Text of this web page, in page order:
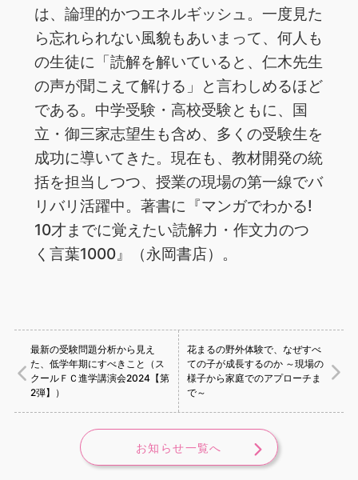
は、論理的かつエネルギッシュ。一度見た
ら忘れられない風貌もあいまって、何人も
の生徒に「読解を解いていると、仁木先生
の声が聞こえて解ける」と言わしめるほど
である。中学受験・高校受験ともに、国
立・御三家志望生も含め、多くの受験生を
成功に導いてきた。現在も、教材開発の統
括を担当しつつ、授業の現場の第一線でバ
リバリ活躍中。著書に『マンガでわかる!
10才までに覚えたい読解力・作文力のつ
く言葉1000』（永岡書店）。
最新の受験問題分析から見え
た、低学年期にすべきこと（ス
クールＦＣ進学講演会2024【第
2弾】）
花まるの野外体験で、なぜすべ
ての子が成長するのか ～現場の
様子から家庭でのアプローチま
で～
お知らせ一覧へ